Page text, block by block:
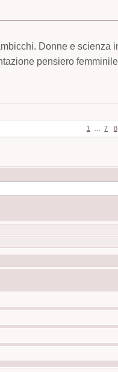
Donne e scienza
pensiero
1 7 8